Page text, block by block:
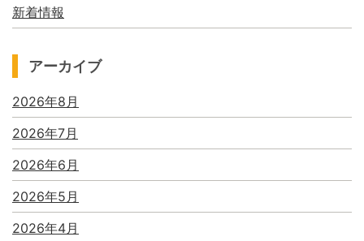
新着情報
アーカイブ
2026年8月
2026年7月
2026年6月
2026年5月
2026年4月